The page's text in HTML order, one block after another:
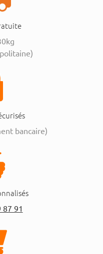
bancaire)
87 91